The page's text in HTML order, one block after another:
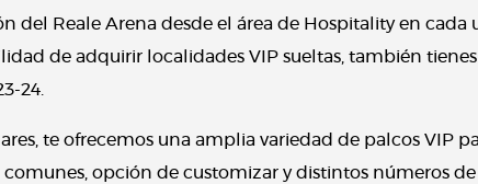
del Reale Arena desde el área de Hospitality en cada
de adquirir localidades VIP sueltas, también
24.
te ofrecemos una amplia variedad de palcos VIP
comunes, opción de customizar y distintos números